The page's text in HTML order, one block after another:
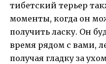
тибетский терьер
моменты, когда он
получить ласку. Он
время рядом с вами,
получая гладку за